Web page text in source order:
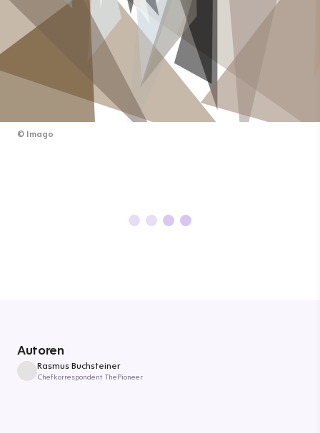
© Imago
Autoren
Rasmus Buchsteiner
Chefkorrespondent ThePioneer